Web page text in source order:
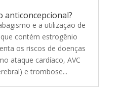
anticoncepcional?
e a utilização de
contém estrogênio
os riscos de doenças
ataque cardíaco, AVC
e trombose...